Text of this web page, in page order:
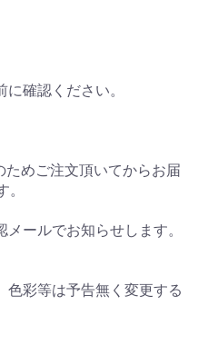
確認ください。
めご注文頂いてからお届
ールでお知らせします。
色彩等は予告無く変更する